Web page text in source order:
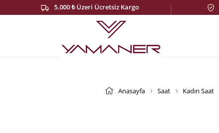
5.000 ₺ Üzeri Ücretsiz Kargo
Anasayfa Saat Kadın Saat